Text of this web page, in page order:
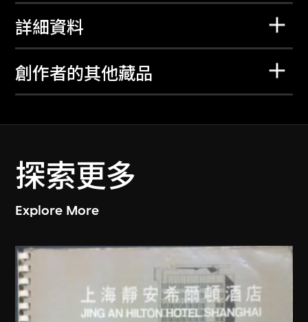
詳細資料
創作者的其他藏品
探索更多
Explore More